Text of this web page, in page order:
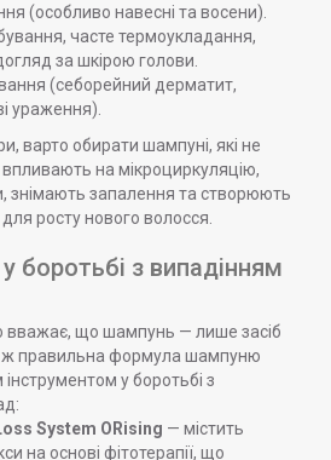
(особливо навесні та восени).
часте термоукладання,
за шкірою голови.
(себорейний дерматит,
ураження).
варто обирати шампуні, які не
на мікроциркуляцію,
знімають запалення та створюють
росту нового волосся.
боротьбі з випадінням
вважає, що шампунь — лише засіб
ж правильна формула шампуню
у боротьбі з
System ORising — містить
на основі фітотерапії, що